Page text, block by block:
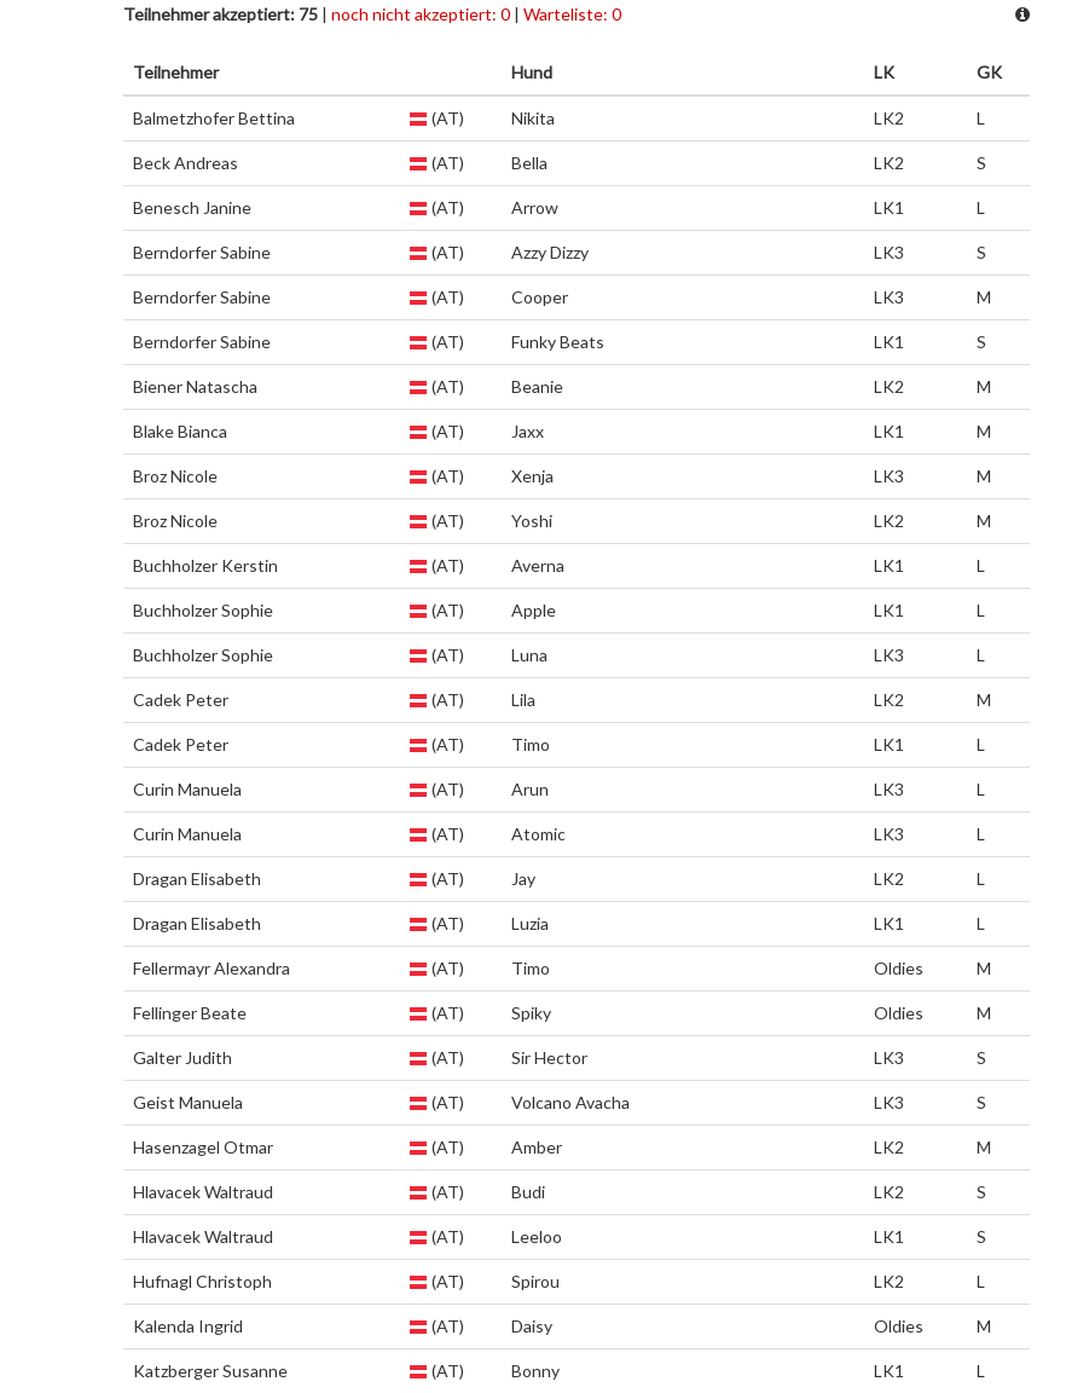
Teilnehmer akzeptiert: 75 | noch nicht akzeptiert: 0 | Warteliste: 0
Teilnehmer Hund LK GK
Balmetzhofer Bettina (AT) Nikita LK2 L
Beck Andreas (AT) Bella LK2 S
Benesch Janine (AT) Arrow LK1 L
Berndorfer Sabine (AT) Azzy Dizzy LK3 S
Berndorfer Sabine (AT) Cooper LK3 M
Berndorfer Sabine (AT) Funky Beats LK1 S
Biener Natascha (AT) Beanie LK2 M
Blake Bianca (AT) Jaxx LK1 M
Broz Nicole (AT) Xenja LK3 M
Broz Nicole (AT) Yoshi LK2 M
Buchholzer Kerstin (AT) Averna LK1 L
Buchholzer Sophie (AT) Apple LK1 L
Buchholzer Sophie (AT) Luna LK3 L
Cadek Peter (AT) Lila LK2 M
Cadek Peter (AT) Timo LK1 L
Curin Manuela (AT) Arun LK3 L
Curin Manuela (AT) Atomic LK3 L
Dragan Elisabeth (AT) Jay LK2 L
Dragan Elisabeth (AT) Luzia LK1 L
Fellermayr Alexandra (AT) Timo Oldies M
Fellinger Beate (AT) Spiky Oldies M
Galter Judith (AT) Sir Hector LK3 S
Geist Manuela (AT) Volcano Avacha LK3 S
Hasenzagel Otmar (AT) Amber LK2 M
Hlavacek Waltraud (AT) Budi LK2 S
Hlavacek Waltraud (AT) Leeloo LK1 S
Hufnagl Christoph (AT) Spirou LK2 L
Kalenda Ingrid (AT) Daisy Oldies M
Katzberger Susanne (AT) Bonny LK1 L